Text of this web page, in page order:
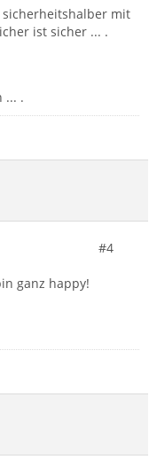
sicherheitshalber mit
ist sicher ... .
... .
#4
ganz happy!